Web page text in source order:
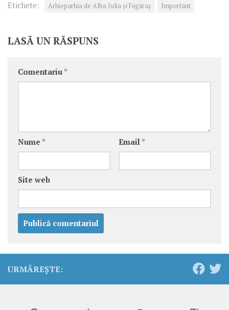
Etichete: Arhieparhia de Alba Iulia și Făgăraș Important
LASĂ UN RĂSPUNS
Comentariu *
Nume * Email *
Site web
URMĂREȘTE: